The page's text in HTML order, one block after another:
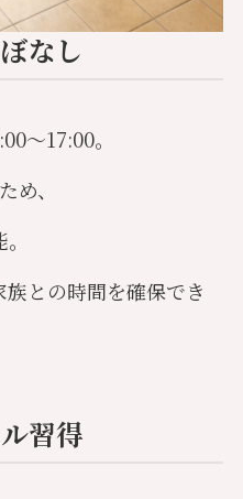
なし
〜17:00。
、
との時間を確保でき
習得